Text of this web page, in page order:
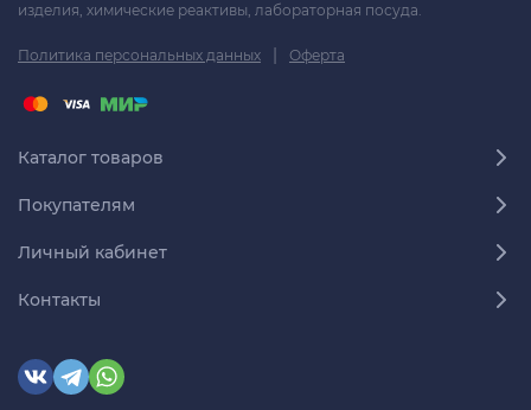
изделия, химические реактивы, лабораторная посуда.
Политика персональных данных | Оферта
Каталог товаров
Покупателям
Личный кабинет
Контакты